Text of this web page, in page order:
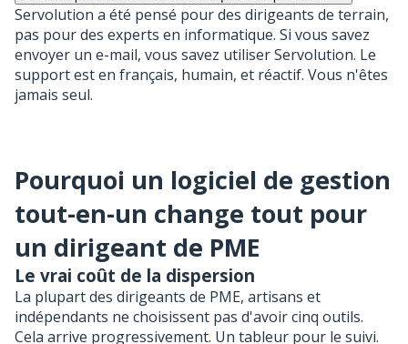
Servolution a été pensé pour des dirigeants de terrain,
pas pour des experts en informatique. Si vous savez
envoyer un e-mail, vous savez utiliser Servolution. Le
support est en français, humain, et réactif. Vous n'êtes
jamais seul.
Pourquoi un logiciel de gestion
tout-en-un change tout pour
un dirigeant de PME
Le vrai coût de la dispersion
La plupart des dirigeants de PME, artisans et
indépendants ne choisissent pas d'avoir cinq outils.
Cela arrive progressivement. Un tableur pour le suivi.